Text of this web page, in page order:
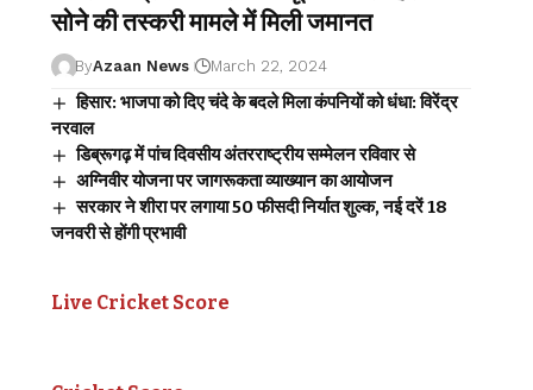
सोने की तस्करी मामले में मिली जमानत
ByAzaan News March 22, 2024
हिसार: भाजपा को दिए चंदे के बदले मिला कंपनियों को धंधा: विरेंद्र
नरवाल
डिब्रूगढ़ में पांच दिवसीय अंतरराष्ट्रीय सम्मेलन रविवार से
अग्निवीर योजना पर जागरूकता व्याख्यान का आयोजन
सरकार ने शीरा पर लगाया 50 फीसदी निर्यात शुल्क, नई दरें 18
जनवरी से होंगी प्रभावी
Live Cricket Score